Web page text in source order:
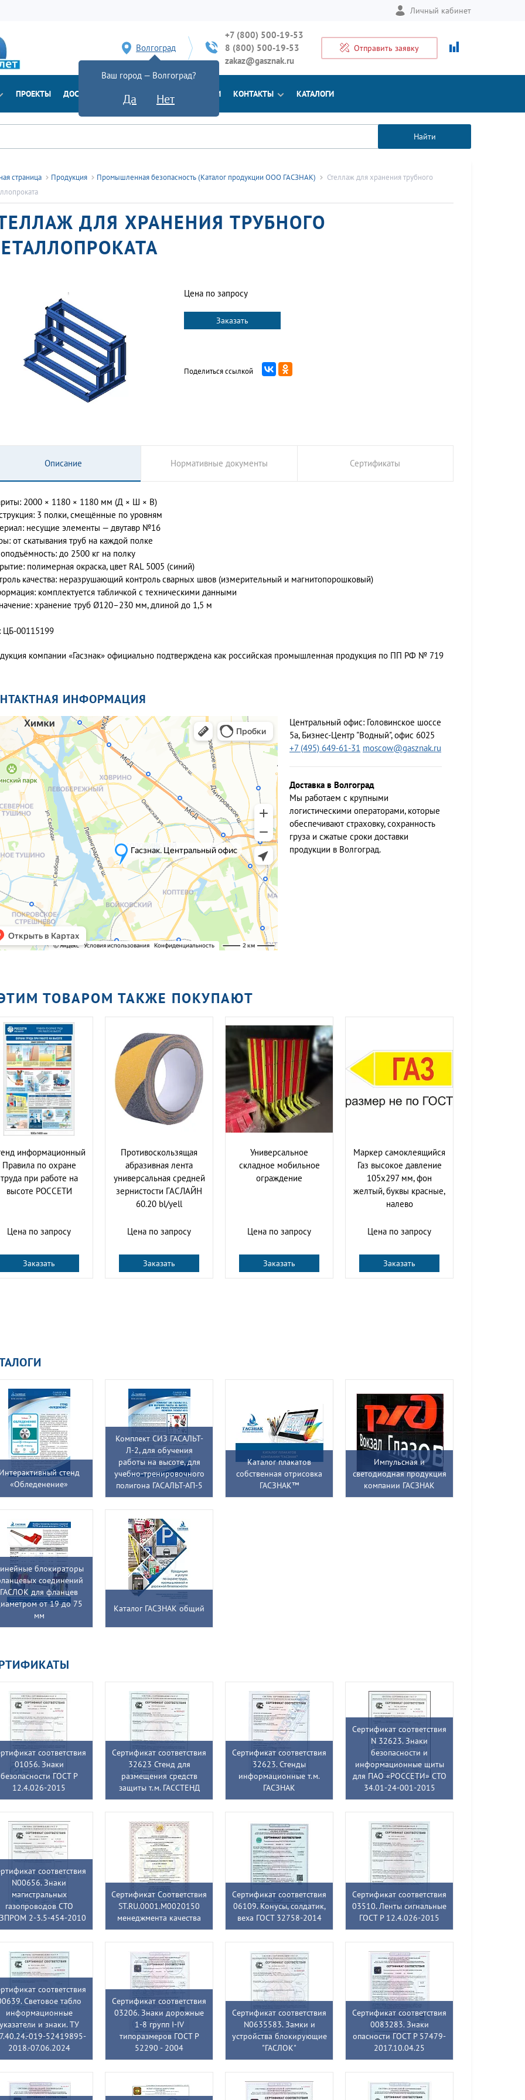
Личный кабинет
Волгоград
Ваш город — Волгоград?
Да Нет
+7 (800) 500-19-53
8 (800) 500-19-53
zakaz@gasznak.ru
Отправить заявку
ПРОЕКТЫ ДОСТАВКА ДОКУМЕНТЫ НОВОСТИ КОНТАКТЫ КАТАЛОГИ
Найти
страница Продукция Промышленная безопасность (Каталог продукции ООО ГАСЗНАК)
Стеллаж для хранения трубного
ДЛЯ ХРАНЕНИЯ ТРУБНОГО
Цена по запросу
Заказать
Поделиться ссылкой
Описание Нормативные документы Сертификаты
2000 × 1180 × 1180 мм (Д × Ш × В)
3 полки, смещённые по уровням
несущие элементы — двутавр №16
от скатывания труб на каждой полке
до 2500 кг на полку
полимерная окраска, цвет RAL 5005 (синий)
качества: неразрушающий контроль сварных швов (измерительный и магнитопорошковый)
комплектуется табличкой с техническими данными
хранение труб Ø120–230 мм, длиной до 1,5 м
ЦБ-00115199
компании «Гасзнак» официально подтверждена как российская промышленная продукция по ПП РФ № 719
ИНФОРМАЦИЯ
Центральный офис: Головинское шоссе
5а, Бизнес-Центр "Водный", офис 6025
+7 (495) 649-61-31 moscow@gasznak.ru
Доставка в Волгоград
Мы работаем c крупными
логистическими операторами, которые
обеспечивают страховку, сохранность
груза и сжатые сроки доставки
продукции в Волгоград.
ТОВАРОМ ТАКЖЕ ПОКУПАЮТ
информационный
Правила по охране
труда при работе на
высоте РОССЕТИ
Цена по запросу
Заказать
Противоскользящая
абразивная лента
универсальная средней
зернистости ГАСЛАЙН
60.20 bl/yell
Цена по запросу
Заказать
Универсальное
складное мобильное
ограждение
Цена по запросу
Заказать
Маркер самоклеящийся
Газ высокое давление
105х297 мм, фон
желтый, буквы красные,
налево
Цена по запросу
Заказать
стенд
«Обледенение»
Комплект СИЗ ГАСАЛЬТ-
Л-2, для обучения
работы на высоте, для
учебно-тренировочного
полигона ГАСАЛЬТ-АП-5
Каталог плакатов
собственная отрисовка
ГАСЗНАК™
Импульсная и
светодиодная продукция
компании ГАСЗНАК
блокираторы
соединений
ГАСЛОК для фланцев
от 19 до 75
мм
Каталог ГАСЗНАК общий
соответствия
01056. Знаки
безопасности ГОСТ Р
12.4.026-2015
Сертификат соответствия
32623 Стенд для
размещения средств
защиты т.м. ГАССТЕНД
Сертификат соответствия
32623. Стенды
информационные т.м.
ГАСЗНАК
Сертификат соответствия
N 32623. Знаки
безопасности и
информационные щиты
для ПАО «РОССЕТИ» СТО
34.01-24-001-2015
соответствия
N00656. Знаки
магистральных
газопроводов СТО
2-3.5-454-2010
Сертификат Соответствия
ST.RU.0001.M0020150
менеджмента качества
Сертификат соответствия
06109. Конусы, солдатик,
веха ГОСТ 32758-2014
Сертификат соответствия
03510. Ленты сигнальные
ГОСТ Р 12.4.026-2015
соответствия
Световое табло
информационные
и знаки. ТУ
019-52419895-
2018.-07.06.2024
Сертификат соответствия
03206. Знаки дорожные
1-8 групп I-IV
типоразмеров ГОСТ Р
52290 - 2004
Сертификат соответствия
N0635583. Замки и
устройства блокирующие
"ГАСЛОК"
Сертификат соответствия
0083283. Знаки
опасности ГОСТ Р 57479-
2017.10.04.25